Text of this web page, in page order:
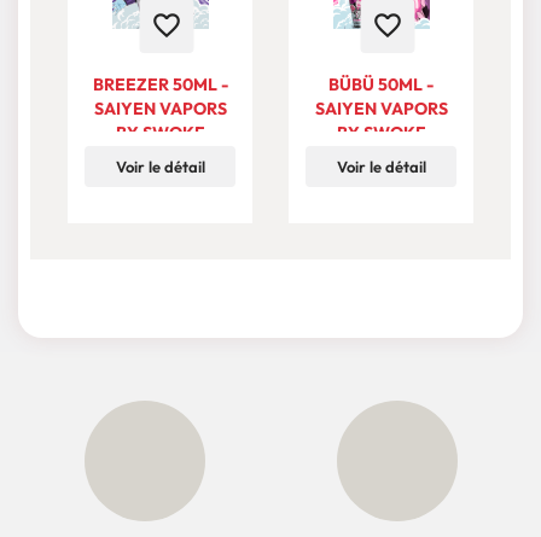
favorite_border
BREEZER 50ML -
SAIYEN VAPORS
BY SWOKE
Voir le détail
favorite_border
BÜBÜ 50ML -
SAIYEN VAPORS
BY SWOKE
Voir le détail